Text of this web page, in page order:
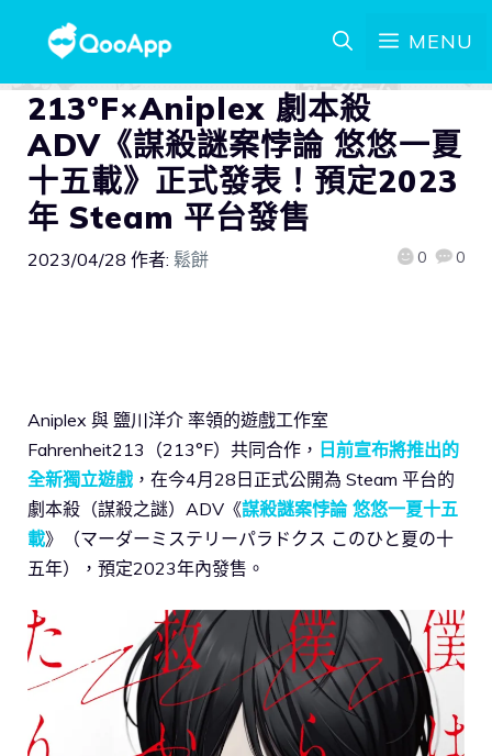
MENU
213°F×Aniplex 劇本殺
ADV《謀殺謎案悖論 悠悠一夏
十五載》正式發表！預定2023
年 Steam 平台發售
2023/04/28 作者: 鬆餅 0 0
Aniplex 與 鹽川洋介 率領的遊戲工作室
Fahrenheit213（213°F）共同合作， 日前宣布將推出的
全新獨立遊戲 ，在今4月28日正式公開為 Steam 平台的
劇本殺（謀殺之謎）ADV《謀殺謎案悖論 悠悠一夏十五
載》（マーダーミステリーパラドクス このひと夏の十
五年），預定2023年內發售。